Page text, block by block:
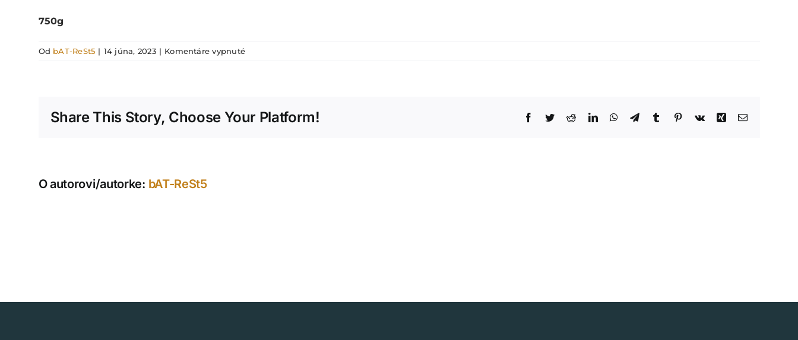
750g
Od bAT-ReSt5 | 14 júna, 2023 | Komentáre vypnuténa
Share This Story, Choose Your Platform! Facebook
TwitterRedditLinkedInWhatsApp
TelegramTumblrPinterest
Vk Xing Email
O autorovi/autorke: bAT-ReSt5